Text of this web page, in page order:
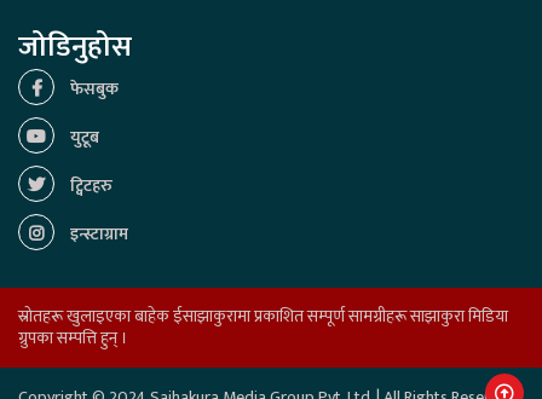
जोडिनुहोस
फेसबुक
युटूब
ट्विटहरु
इन्स्टाग्राम
स्रोतहरू खुलाइएका बाहेक ईसाझाकुरामा प्रकाशित सम्पूर्ण सामग्रीहरू साझाकुरा मिडिया
ग्रुपका सम्पत्ति हुन् ।